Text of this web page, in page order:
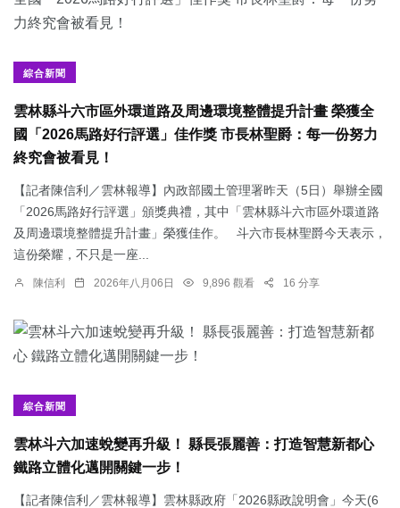
綜合新聞
雲林縣斗六市區外環道路及周邊環境整體提升計畫 榮獲全
國「2026馬路好行評選」佳作獎 市長林聖爵：每一份努力
終究會被看見！
【記者陳信利／雲林報導】內政部國土管理署昨天（5日）舉辦全國
「2026馬路好行評選」頒獎典禮，其中「雲林縣斗六市區外環道路
及周邊環境整體提升計畫」榮獲佳作。 斗六市長林聖爵今天表示，
這份榮耀，不只是一座...
陳信利 2026年八月06日 9,896 觀看 16 分享
綜合新聞
雲林斗六加速蛻變再升級！ 縣長張麗善：打造智慧新都心
鐵路立體化邁開關鍵一步！
【記者陳信利／雲林報導】雲林縣政府「2026縣政說明會」今天(6